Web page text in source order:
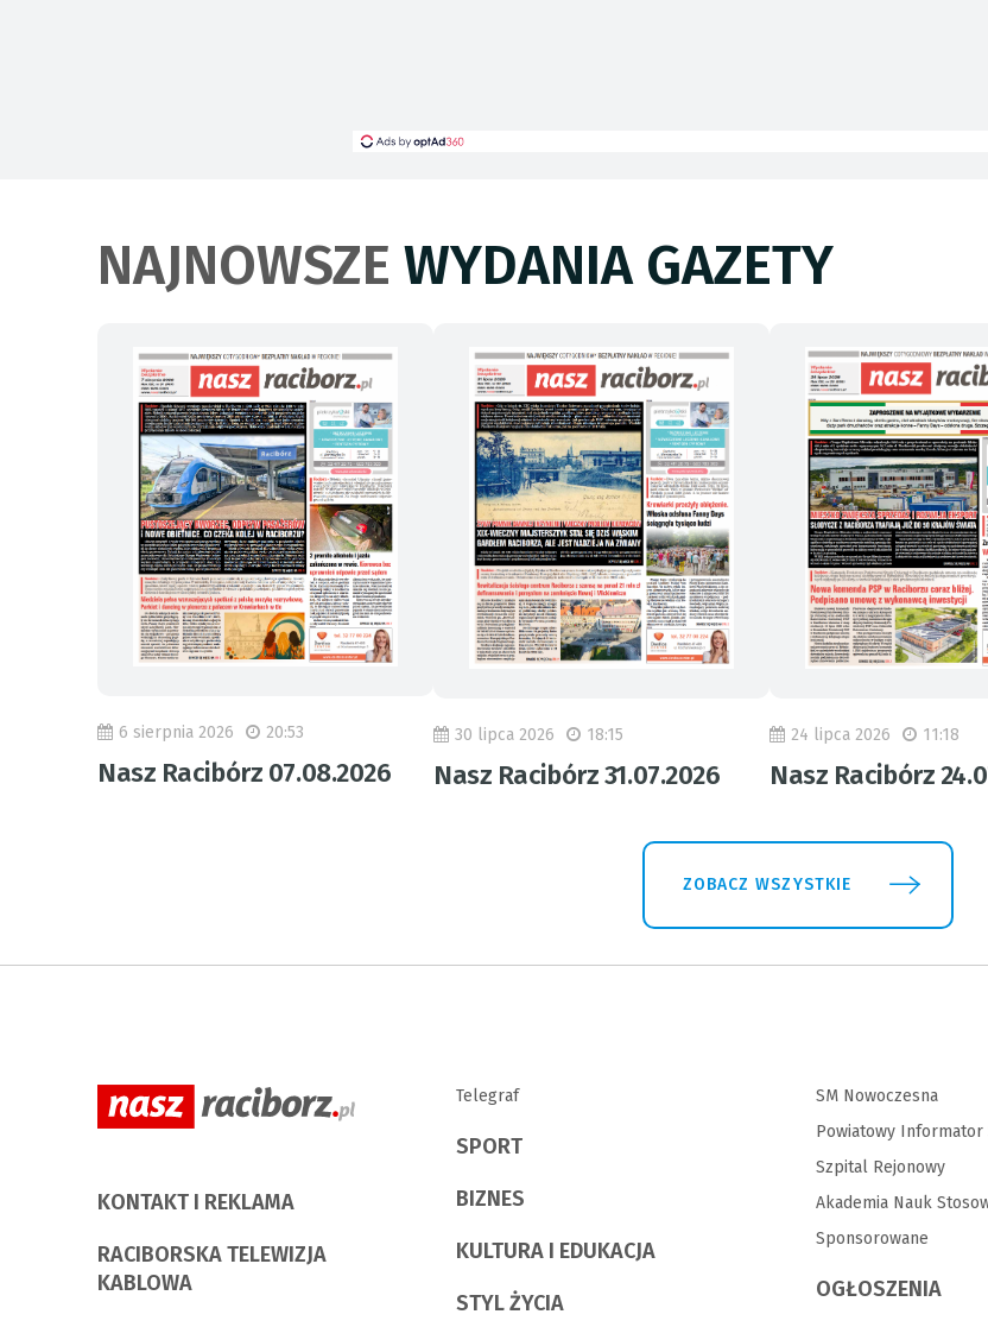
NAJNOWSZE WYDANIA GAZETY
6 sierpnia 2026 20:53
Nasz Racibórz 07.08.2026
30 lipca 2026 18:15
Nasz Racibórz 31.07.2026
24 lipca 2026 11:18
Nasz Racibórz
ZOBACZ WSZYSTKIE
KONTAKT I REKLAMA
RACIBORSKA TELEWIZJA
KABLOWA
Telegraf
SPORT
BIZNES
KULTURA I EDUKACJA
STYL ŻYCIA
SM Nowoczesna
Powiatowy Informator
Szpital Rejonowy
Akademia Nauk
Sponsorowane
OGŁOSZENIA